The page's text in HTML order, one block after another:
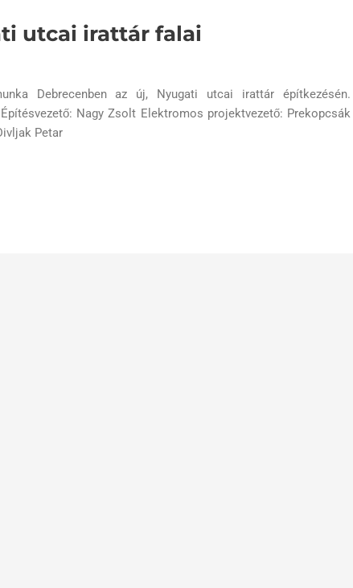
utcai irattár falai
Debrecenben az új, Nyugati utcai irattár építkezésén.
Nagy Zsolt Elektromos projektvezető: Prekopcsák
Petar